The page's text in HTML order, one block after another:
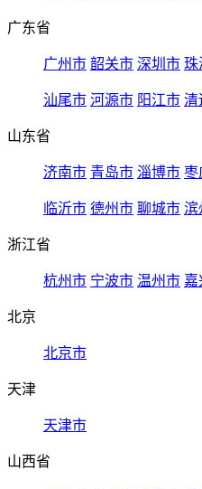
广东省
广州市 韶关市 深圳市 珠
汕尾市 河源市 阳江市 清
山东省
济南市 青岛市 淄博市 枣
临沂市 德州市 聊城市 滨
浙江省
杭州市 宁波市 温州市 嘉
北京
北京市
天津
天津市
山西省